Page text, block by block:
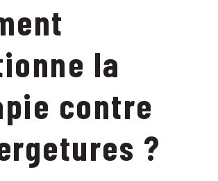
la
contre
?